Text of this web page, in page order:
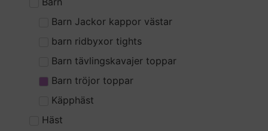
Barn Jackor kappor västar
barn ridbyxor tights
Barn tävlingskavajer toppar
Barn tröjor toppar
Käpphäst
Häst